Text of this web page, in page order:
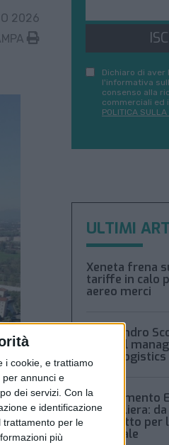
i cookie, e trattiamo
per annunci e
dei servizi. Con la
e identificazione
trattamento per le
più
2026
Dichiaro di aver
l'informativa
consenso alla
commerciali ed
POLITICA SULLA
ULTIMI
Xeneta frena
tariffe in calo
aereo merci
Alessandro
general
Food Logistics
Regolamento
della filiera:
pacchetto per
aziendale